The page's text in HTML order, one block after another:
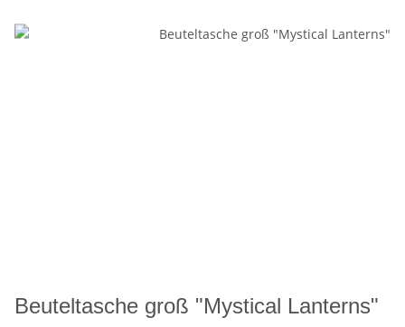
Beuteltasche groß "Mystical Lanterns"